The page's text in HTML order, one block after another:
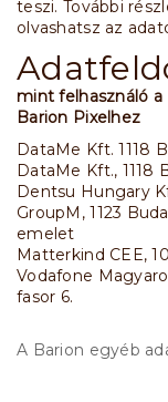
teszi. További
olvashatsz az
mint felhasználó
Barion Pixelhez
DataMe Kft. 1118
DataMe Kft., 1118
Dentsu Hungary
GroupM, 1123
emelet
Matterkind CEE,
Vodafone
fasor 6.
A Barion egyéb